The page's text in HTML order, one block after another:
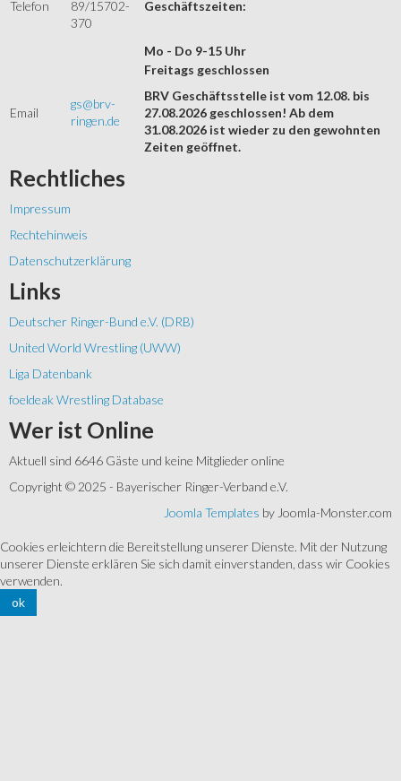
Telefon
89/15702-
370
Geschäftszeiten:
Mo - Do 9-15 Uhr
Email
gs@brv-
ringen.de
Freitags geschlossen
BRV Geschäftsstelle ist vom 12.08. bis
27.08.2026 geschlossen! Ab dem
31.08.2026 ist wieder zu den gewohnten
Zeiten geöffnet.
Rechtliches
Impressum
Rechtehinweis
Datenschutzerklärung
Links
Deutscher Ringer-Bund e.V. (DRB)
United World Wrestling (UWW)
Liga Datenbank
foeldeak Wrestling Database
Wer ist Online
Aktuell sind 6646 Gäste und keine Mitglieder online
Copyright © 2025 - Bayerischer Ringer-Verband e.V.
Joomla Templates by Joomla-Monster.com
Cookies erleichtern die Bereitstellung unserer Dienste. Mit der Nutzung
unserer Dienste erklären Sie sich damit einverstanden, dass wir Cookies
verwenden.
ok